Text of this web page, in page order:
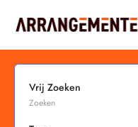
Vrij Zoeken